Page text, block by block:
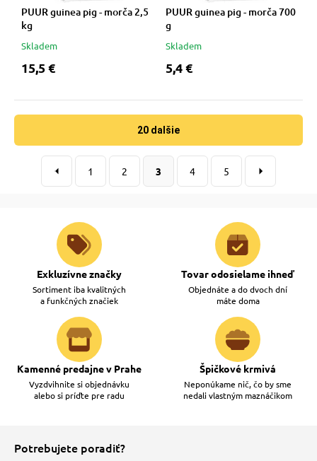
PUUR guinea pig - morča 2,5
kg
Skladem
15,5 €
PUUR guinea pig - morča 700
g
Skladem
5,4 €
20 dalšie
1 2 3 4 5
Exkluzívne značky
Sortiment iba kvalitných
a funkčných značiek
Tovar odosielame ihneď
Objednáte a do dvoch dní
máte doma
Kamenné predajne v Prahe
Vyzdvihnite si objednávku
alebo si príďte pre radu
Špičkové krmivá
Neponúkame nič, čo by sme
nedali vlastným maznáčikom
Potrebujete poradiť?